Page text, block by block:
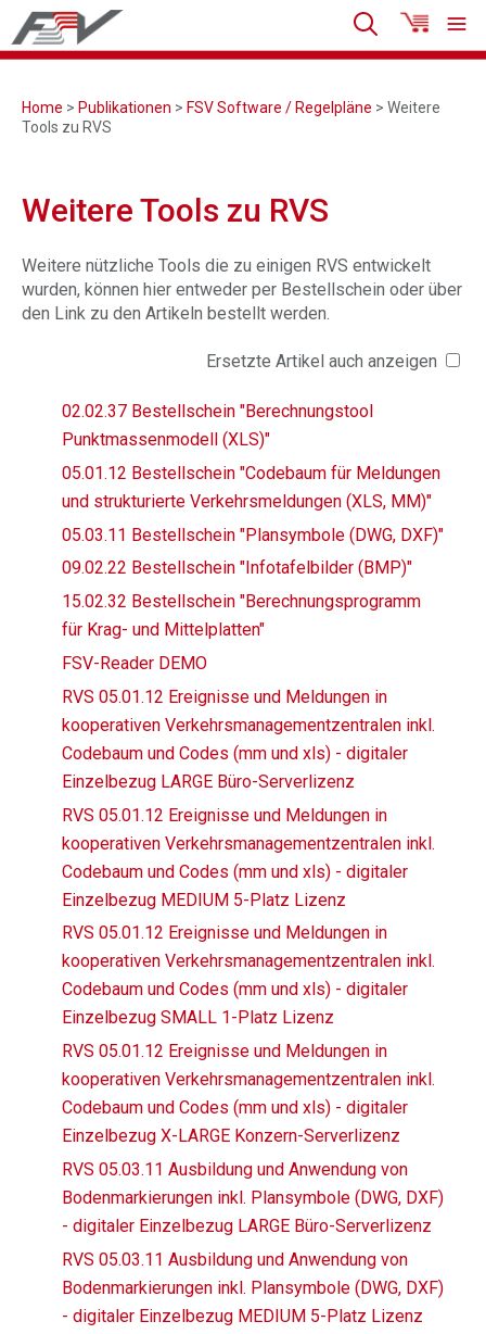
Home > Publikationen > FSV Software / Regelpläne > Weitere
Tools zu RVS
Weitere Tools zu RVS
Weitere nützliche Tools die zu einigen RVS entwickelt
wurden, können hier entweder per Bestellschein oder über
den Link zu den Artikeln bestellt werden.
Ersetzte Artikel auch anzeigen
02.02.37 Bestellschein "Berechnungstool
Punktmassenmodell (XLS)"
05.01.12 Bestellschein "Codebaum für Meldungen
und strukturierte Verkehrsmeldungen (XLS, MM)"
05.03.11 Bestellschein "Plansymbole (DWG, DXF)"
09.02.22 Bestellschein "Infotafelbilder (BMP)"
15.02.32 Bestellschein "Berechnungsprogramm
für Krag- und Mittelplatten"
FSV-Reader DEMO
RVS 05.01.12 Ereignisse und Meldungen in
kooperativen Verkehrsmanagementzentralen inkl.
Codebaum und Codes (mm und xls) - digitaler
Einzelbezug LARGE Büro-Serverlizenz
RVS 05.01.12 Ereignisse und Meldungen in
kooperativen Verkehrsmanagementzentralen inkl.
Codebaum und Codes (mm und xls) - digitaler
Einzelbezug MEDIUM 5-Platz Lizenz
RVS 05.01.12 Ereignisse und Meldungen in
kooperativen Verkehrsmanagementzentralen inkl.
Codebaum und Codes (mm und xls) - digitaler
Einzelbezug SMALL 1-Platz Lizenz
RVS 05.01.12 Ereignisse und Meldungen in
kooperativen Verkehrsmanagementzentralen inkl.
Codebaum und Codes (mm und xls) - digitaler
Einzelbezug X-LARGE Konzern-Serverlizenz
RVS 05.03.11 Ausbildung und Anwendung von
Bodenmarkierungen inkl. Plansymbole (DWG, DXF)
- digitaler Einzelbezug LARGE Büro-Serverlizenz
RVS 05.03.11 Ausbildung und Anwendung von
Bodenmarkierungen inkl. Plansymbole (DWG, DXF)
- digitaler Einzelbezug MEDIUM 5-Platz Lizenz